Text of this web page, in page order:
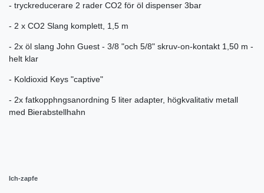
- tryckreducerare 2 rader CO2 för öl dispenser 3bar
- 2 x CO2 Slang komplett, 1,5 m
- 2x öl slang John Guest - 3/8 "och 5/8" skruv-on-kontakt 1,50 m -
helt klar
- Koldioxid Keys "captive"
- 2x fatkopphngsanordning 5 liter adapter, högkvalitativ metall
med Bierabstellhahn
Ich-zapfe